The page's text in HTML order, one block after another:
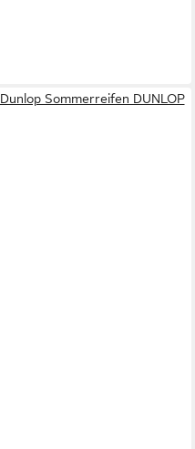
Dunlop Sommerreifen DUNLOP